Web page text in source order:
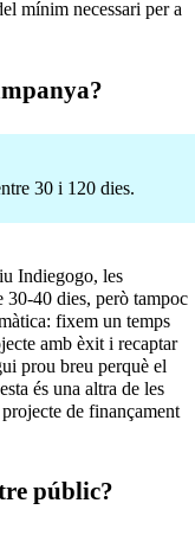
mínim necessari per a
30 i 120 dies.
Indiegogo, les
30-40 dies, però tampoc
fixem un temps
amb èxit i recaptar
prou breu perquè el
és una altra de les
de finançament
públic?